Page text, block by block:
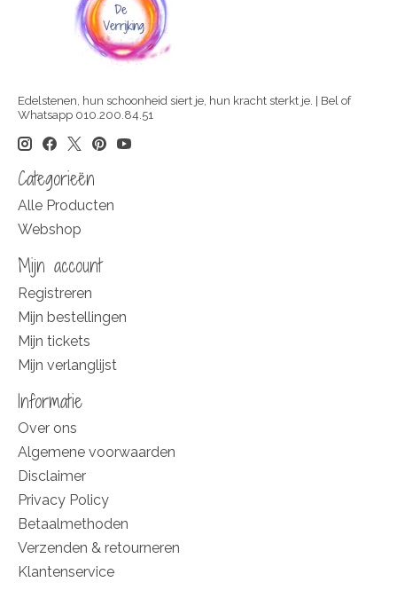
Edelstenen, hun schoonheid siert je, hun kracht sterkt je. | Bel of
Whatsapp 010.200.84.51
Categorieën
Alle Producten
Webshop
Mijn account
Registreren
Mijn bestellingen
Mijn tickets
Mijn verlanglijst
Informatie
Over ons
Algemene voorwaarden
Disclaimer
Privacy Policy
Betaalmethoden
Verzenden & retourneren
Klantenservice